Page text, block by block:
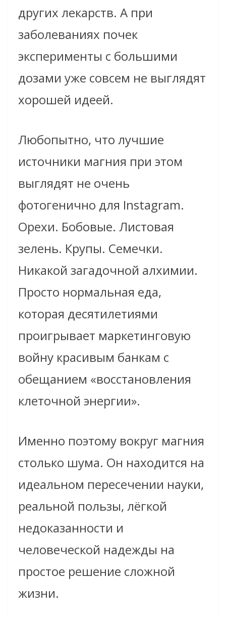
других лекарств. А при
заболеваниях почек
эксперименты с большими
дозами уже совсем не выглядят
хорошей идеей.
Любопытно, что лучшие
источники магния при этом
выглядят не очень
фотогенично для Instagram.
Орехи. Бобовые. Листовая
зелень. Крупы. Семечки.
Никакой загадочной алхимии.
Просто нормальная еда,
которая десятилетиями
проигрывает маркетинговую
войну красивым банкам с
обещанием «восстановления
клеточной энергии».
Именно поэтому вокруг магния
столько шума. Он находится на
идеальном пересечении науки,
реальной пользы, лёгкой
недоказанности и
человеческой надежды на
простое решение сложной
жизни.